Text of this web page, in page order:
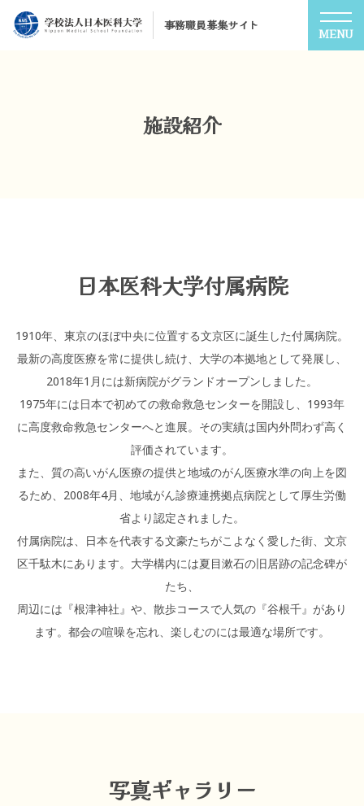
事務職員募集サイト
MENU
施設紹介
日本医科大学付属病院
1910年、東京のほぼ中央に位置する文京区に誕生した付属病院。
最新の高度医療を常に提供し続け、大学の本拠地として発展し、
2018年1月には新病院がグランドオープンしました。
1975年には日本で初めての救命救急センターを開設し、1993年
に高度救命救急センターへと進展。その実績は国内外問わず高く
評価されています。
また、質の高いがん医療の提供と地域のがん医療水準の向上を図
るため、2008年4月、地域がん診療連携拠点病院として厚生労働
省より認定されました。
付属病院は、日本を代表する文豪たちがこよなく愛した街、文京
区千駄木にあります。大学構内には夏目漱石の旧居跡の記念碑が
たち、
周辺には『根津神社』や、散歩コースで人気の『谷根千』があり
ます。都会の喧噪を忘れ、楽しむのには最適な場所です。
写真ギャラリー